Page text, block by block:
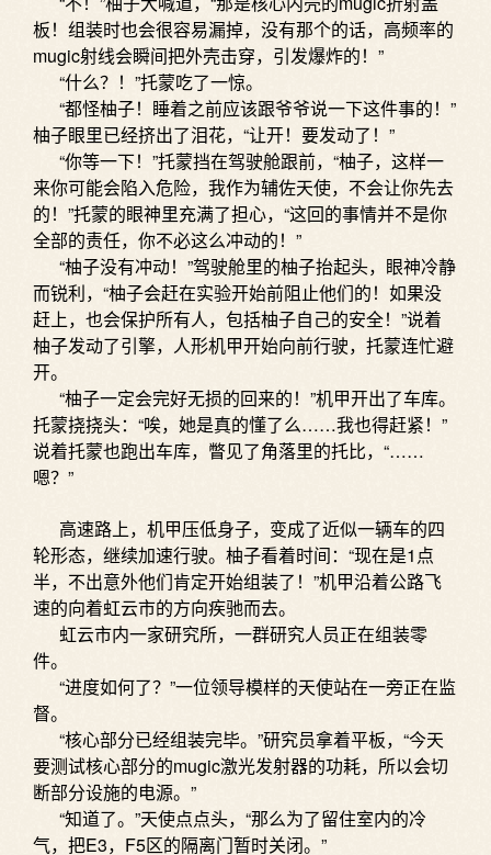
板！组装时也会很容易漏掉，没有那个的话，高频率的
mugic射线会瞬间把外壳击穿，引发爆炸的！”
“什么？！”托蒙吃了一惊。
“都怪柚子！睡着之前应该跟爷爷说一下这件事的！”
柚子眼里已经挤出了泪花，“让开！要发动了！”
“你等一下！”托蒙挡在驾驶舱跟前，“柚子，这样一
来你可能会陷入危险，我作为辅佐天使，不会让你先去
的！”托蒙的眼神里充满了担心，“这回的事情并不是你
全部的责任，你不必这么冲动的！”
“柚子没有冲动！”驾驶舱里的柚子抬起头，眼神冷静
而锐利，“柚子会赶在实验开始前阻止他们的！如果没
赶上，也会保护所有人，包括柚子自己的安全！”说着
柚子发动了引擎，人形机甲开始向前行驶，托蒙连忙避
开。
“柚子一定会完好无损的回来的！”机甲开出了车库。
托蒙挠挠头：“唉，她是真的懂了么……我也得赶紧！”
说着托蒙也跑出车库，瞥见了角落里的托比，“……
嗯？”
高速路上，机甲压低身子，变成了近似一辆车的四
轮形态，继续加速行驶。柚子看着时间：“现在是1点
半，不出意外他们肯定开始组装了！”机甲沿着公路飞
速的向着虹云市的方向疾驰而去。
虹云市内一家研究所，一群研究人员正在组装零
件。
“进度如何了？”一位领导模样的天使站在一旁正在监
督。
“核心部分已经组装完毕。”研究员拿着平板，“今天
要测试核心部分的mugic激光发射器的功耗，所以会切
断部分设施的电源。”
“知道了。”天使点点头，“那么为了留住室内的冷
气，把E3，F5区的隔离门暂时关闭。”